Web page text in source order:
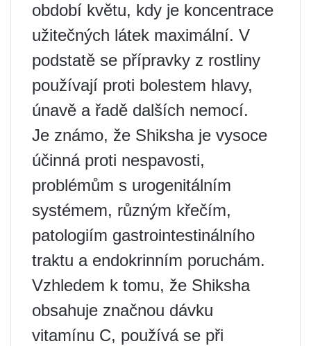
období květu, kdy je koncentrace
užitečných látek maximální. V
podstatě se přípravky z rostliny
používají proti bolestem hlavy,
únavě a řadě dalších nemocí.
Je známo, že Shiksha je vysoce
účinná proti nespavosti,
problémům s urogenitálním
systémem, různým křečím,
patologiím gastrointestinálního
traktu a endokrinním poruchám.
Vzhledem k tomu, že Shiksha
obsahuje značnou dávku
vitamínu C, používá se při